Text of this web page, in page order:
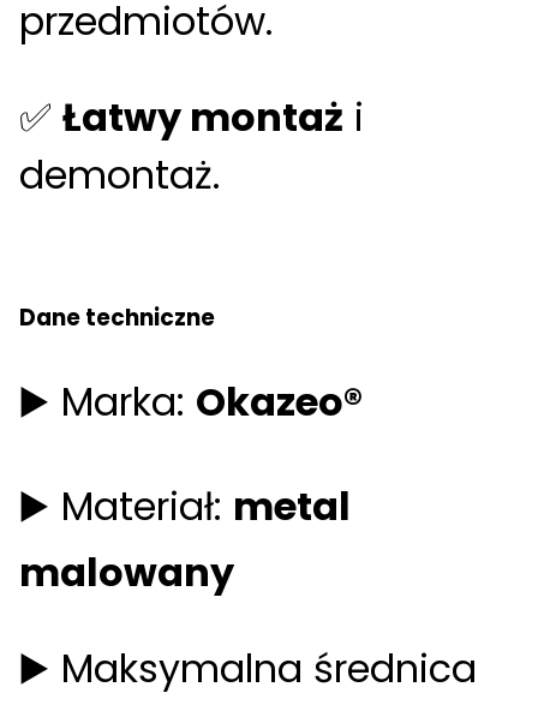
przedmiotów.
✅ Łatwy montaż i
demontaż.
Dane techniczne
▶️ Marka: Okazeo®
▶️ Materiał: metal
malowany
▶️ Maksymalna średnica